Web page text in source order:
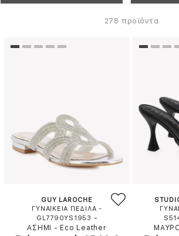
278 προϊόντα
GUY LAROCHE
ΓΥΝΑΙΚΕΙΑ ΠΕΔΙΛΑ -
GL7790YS1953 -
ΑΣΗΜΙ
- Eco Leather